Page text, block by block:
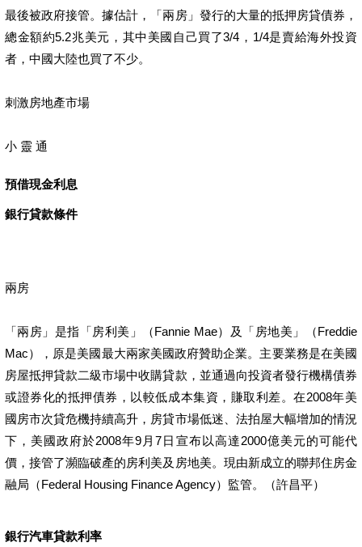
最後被政府接管。據估計，「兩房」發行的大量的抵押房貸債券，
總金額約5.2兆美元，其中美國自己買了3/4，1/4是賣給海外投資
者，中國大陸也買了不少。
刺激房地產市場
小 靈 通
預借現金利息
銀行貸款條件
兩房
「兩房」是指「房利美」（Fannie Mae）及「房地美」（Freddie
Mac），原是美國最大兩家美國政府贊助企業。主要業務是在美國
房屋抵押貸款二級市場中收購貸款，並通過向投資者發行機構債券
或證券化的抵押債券，以較低成本集資，賺取利差。在2008年美
國房市次貸危機持續高升，房貸市場低迷、法拍屋大幅增加的情況
下，美國政府於2008年9月7日宣布以高達2000億美元的可能代
價，接管了瀕臨破產的房利美及房地美。現由新成立的聯邦住房金
融局（Federal Housing Finance Agency）監管。（許昌平）
銀行汽車貸款利率